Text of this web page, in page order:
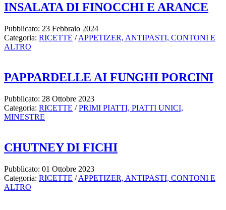
INSALATA DI FINOCCHI E ARANCE
Pubblicato: 23 Febbraio 2024
Categoria: RICETTE /APPETIZER, ANTIPASTI, CONTONI E
ALTRO
PAPPARDELLE AI FUNGHI PORCINI
Pubblicato: 28 Ottobre 2023
Categoria: RICETTE /PRIMI PIATTI, PIATTI UNICI,
MINESTRE
CHUTNEY DI FICHI
Pubblicato: 01 Ottobre 2023
Categoria: RICETTE /APPETIZER, ANTIPASTI, CONTONI E
ALTRO